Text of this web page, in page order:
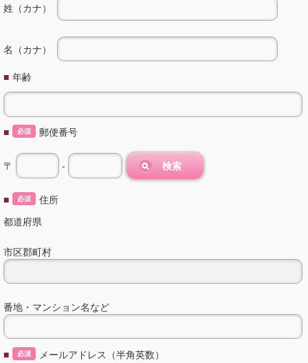
姓（カナ）
名（カナ）
■ 年齢
■ 必須 郵便番号
〒 - 検索
■ 必須
住所
都道府県
市区郡町村
番地・マンション名など
■ 必須 メールアドレス（半角英数）